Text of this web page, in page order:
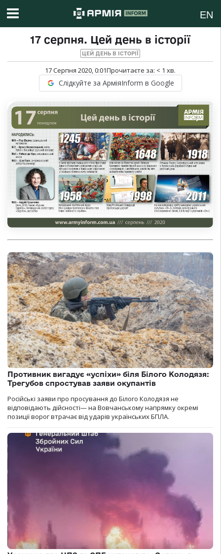
EN
17 серпня. Цей день в історії
ЦЕЙ ДЕНЬ В ІСТОРІЇ
17 Серпня 2020, 0:01Прочитаєте за: < 1 хв.
Слідкуйте за АрміяInform в Google
Противник вигадує «успіхи» біля Білого Колодязя:
Трегубов спростував заяви окупантів
Російські заяви про просування до Білого Колодязя не
відповідають дійсності— на Вовчанському напрямку окремі
позиції ворог втрачає від ударів українських БПЛА.